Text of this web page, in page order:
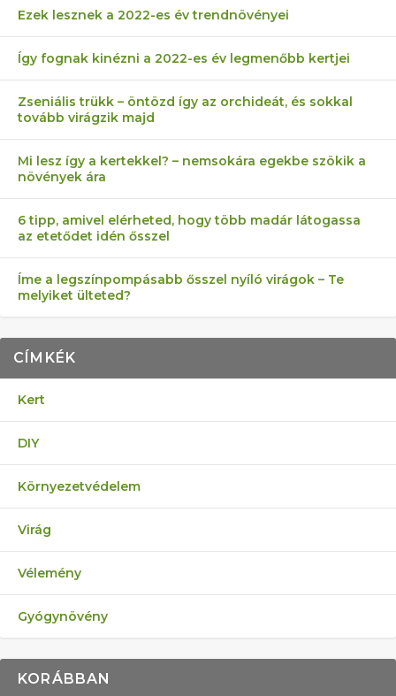
Ezek lesznek a 2022-es év trendnövényei
Így fognak kinézni a 2022-es év legmenőbb kertjei
Zseniális trükk – öntözd így az orchideát, és sokkal
tovább virágzik majd
Mi lesz így a kertekkel? – nemsokára egekbe szökik a
növények ára
6 tipp, amivel elérheted, hogy több madár látogassa
az etetődet idén ősszel
Íme a legszínpompásabb ősszel nyíló virágok – Te
melyiket ülteted?
CÍMKÉK
Kert
DIY
Környezetvédelem
Virág
Vélemény
Gyógynövény
KORÁBBAN